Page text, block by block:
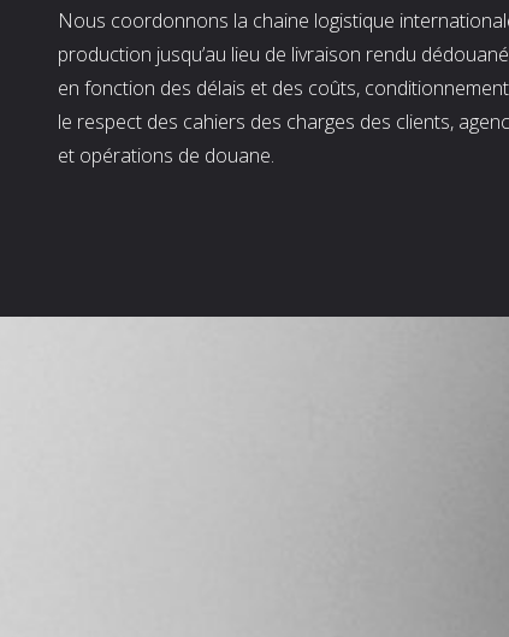
Nous coordonnons la chaine logistique
production jusqu’au lieu de livraison rendu
en fonction des délais et des coûts,
le respect des cahiers des charges des clients,
et opérations de douane.